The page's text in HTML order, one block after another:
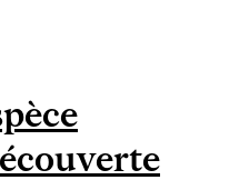
DES
DINOSAURES